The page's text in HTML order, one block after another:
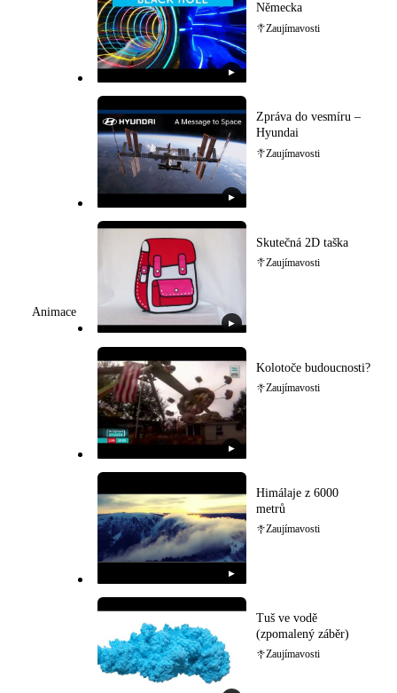
Animace
▶
Německa
Zaujímavosti
▶
Zpráva do vesmíru –
Hyundai
Zaujímavosti
▶
Skutečná 2D taška
Zaujímavosti
▶
Kolotoče budoucnosti?
Zaujímavosti
▶
Himálaje z 6000
metrů
Zaujímavosti
Tuš ve vodě
(zpomalený záběr)
Zaujímavosti